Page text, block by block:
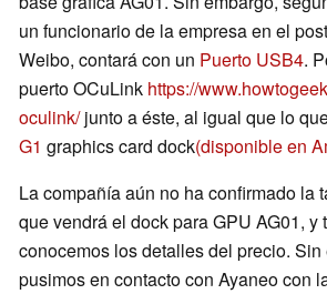
un funcionario de la empresa en el
Weibo, contará con un Puerto USB4.
puerto OCuLink https://
oculink/junto a éste, al igual que lo
G1 graphics card dock(disponible en
La compañía aún no ha confirmado la
que vendrá el dock para GPU AG01, y
conocemos los detalles del precio. Sin
pusimos en contacto con Ayaneo con